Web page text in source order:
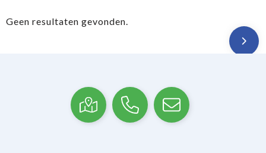
Geen resultaten gevonden.